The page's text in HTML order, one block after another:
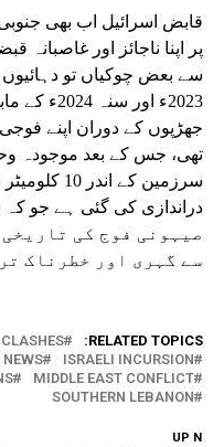
قابض اسرائیل اب بھی
پر اپنا ناجائز اور
سے بعض چوکیاں تو
2023ء اور
جھڑپوں کے دوران اپنے
تھی، جس کے بعد موجودہ
سرزمین کے
صیہونی فوج کی
سے گہری اور خطرناک
RELATED TOPICS:
CLASHES
ISRAELI INCURSION
NEWS
MIDDLE EAST CONFLICT
SOUTHERN LEBANON
UP